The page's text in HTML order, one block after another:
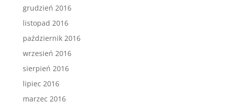
grudzień 2016
listopad 2016
październik 2016
wrzesień 2016
sierpień 2016
lipiec 2016
marzec 2016